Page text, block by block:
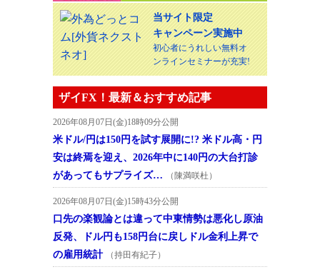
当サイト限定
キャンペーン実施中
初心者にうれしい無料オ
ンラインセミナーが充実!
ザイFX！最新＆おすすめ記事
2026年08月07日(金)18時09分公開
米ドル/円は150円を試す展開に!? 米ドル高・円
安は終焉を迎え、2026年中に140円の大台打診
があってもサプライズ…
（陳満咲杜）
2026年08月07日(金)15時43分公開
口先の楽観論とは違って中東情勢は悪化し原油
反発、ドル円も158円台に戻しドル金利上昇で
の雇用統計
（持田有紀子）